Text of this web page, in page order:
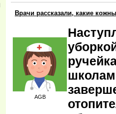
Врачи рассказали, какие
AGB